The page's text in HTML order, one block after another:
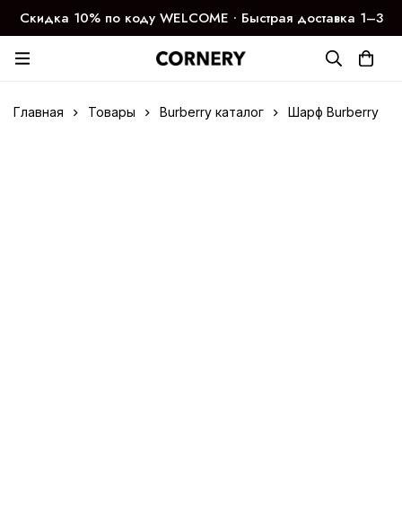
Скидка 10% по коду WELCOME ∙ Быстрая доставка 1–3
дня
Главная Товары Burberry каталог Шарф Burberry